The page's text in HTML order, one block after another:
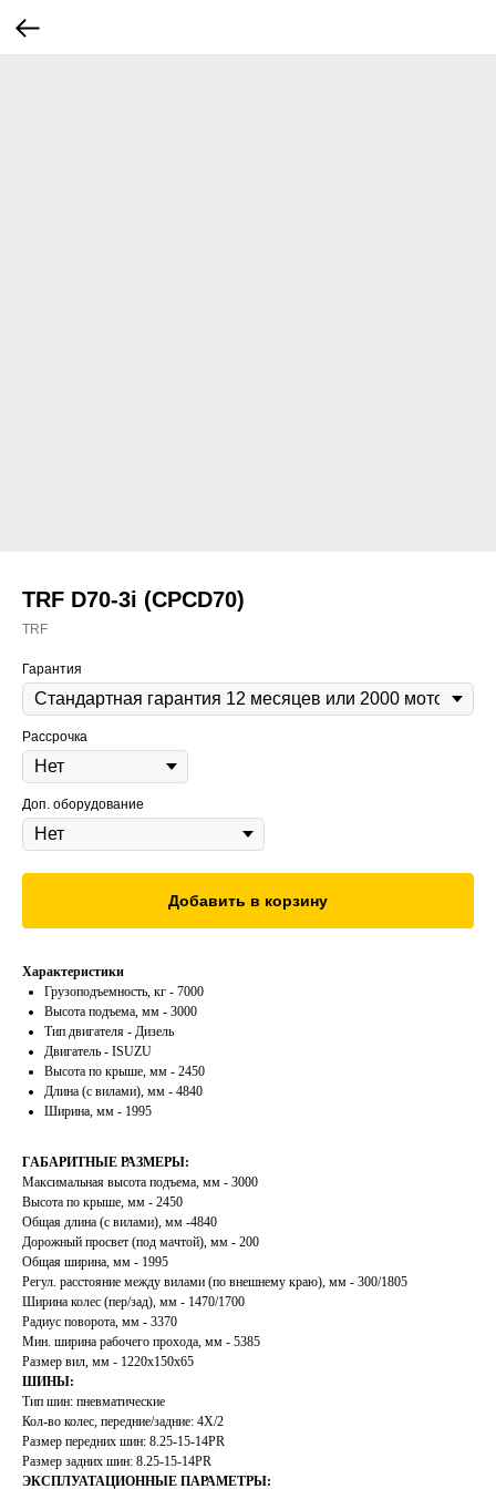
TRF D70-3i (CPCD70)
TRF
Гарантия
Рассрочка
Доп. оборудование
Добавить в корзину
Характеристики
Грузоподъемность, кг - 7000
Высота подъема, мм - 3000
Тип двигателя - Дизель
Двигатель - ISUZU
Высота по крыше, мм - 2450
Длина (с вилами), мм - 4840
Ширина, мм - 1995
ГАБАРИТНЫЕ РАЗМЕРЫ:
Максимальная высота подъема, мм - 3000
Высота по крыше, мм - 2450
Общая длина (с вилами), мм -4840
Дорожный просвет (под мачтой), мм - 200
Общая ширина, мм - 1995
Регул. расстояние между вилами (по внешнему краю), мм - 300/1805
Ширина колес (пер/зад), мм - 1470/1700
Радиус поворота, мм - 3370
Мин. ширина рабочего прохода, мм - 5385
Размер вил, мм - 1220х150х65
ШИНЫ:
Тип шин: пневматические
Кол-во колес, передние/задние: 4X/2
Размер передних шин: 8.25-15-14PR
Размер задних шин: 8.25-15-14PR
ЭКСПЛУАТАЦИОННЫЕ ПАРАМЕТРЫ: